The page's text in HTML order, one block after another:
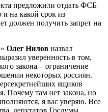
предложили отдать ФСБ
на какой срок из
должен получить запрет на
Олег Нилов назвал
уверенность в том,
закона – ограничение
некоторых россиян.
ящиков
Почему там нет закона, но
я вас уверяю. Все
депутатов Госдумы,